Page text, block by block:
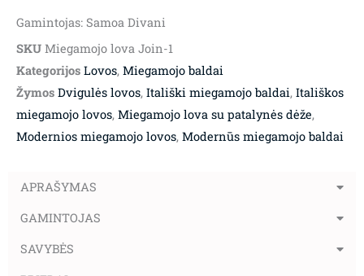
Gamintojas: Samoa Divani
SKU Miegamojo lova Join-1
Kategorijos Lovos, Miegamojo baldai
Žymos Dvigulės lovos, Itališki miegamojo baldai, Itališkos
miegamojo lovos, Miegamojo lova su patalynės dėže,
Modernios miegamojo lovos, Modernūs miegamojo baldai
APRAŠYMAS
GAMINTOJAS
SAVYBĖS